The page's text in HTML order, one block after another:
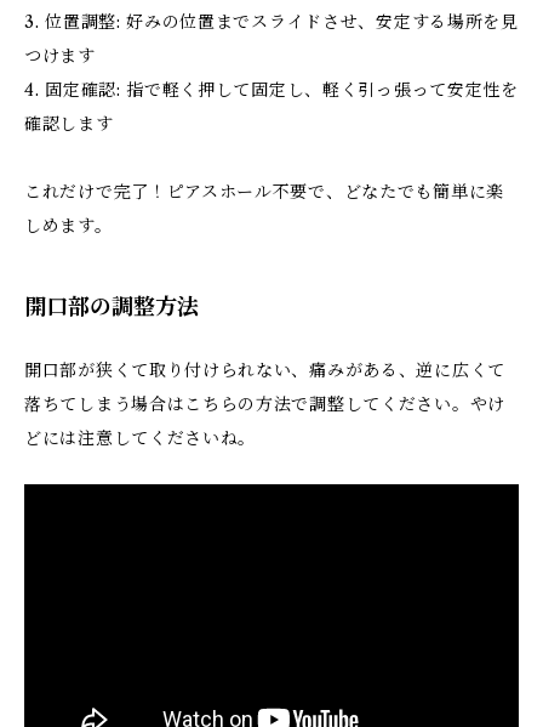
3. 位置調整: 好みの位置までスライドさせ、安定する場所を見
つけます
4. 固定確認: 指で軽く押して固定し、軽く引っ張って安定性を
確認します
これだけで完了！ピアスホール不要で、どなたでも簡単に楽
しめます。
開口部の調整方法
開口部が狭くて取り付けられない、痛みがある、逆に広くて
落ちてしまう場合はこちらの方法で調整してください。やけ
どには注意してくださいね。